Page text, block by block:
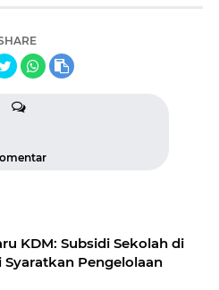
KDM: Subsidi Sekolah di
Syaratkan Pengelolaan